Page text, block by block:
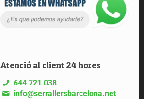
Atenció al client 24 hores
644 721 038
info@serrallersbarcelona.net